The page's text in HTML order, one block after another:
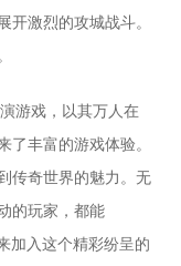
激烈的攻城战斗。
游戏，以其万人在
丰富的游戏体验。
传奇世界的魅力。无
的玩家，都能
加入这个精彩纷呈的